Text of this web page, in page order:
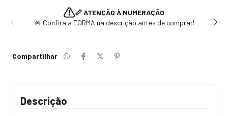
📏 ATENÇÃO À NUMERAÇÃO
🚨 Confira a FORMA na descrição antes de comprar!
Compartilhar
Descrição